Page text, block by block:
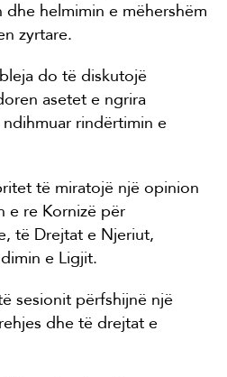
dhe helmimin e mëhershëm
zyrtare.
do të diskutojë
asetet e ngrira
rindërtimin e
të miratojë një opinion
e re Kornizë për
të Drejtat e Njeriut,
e Ligjit.
sesionit përfshijnë një
dhe të drejtat e